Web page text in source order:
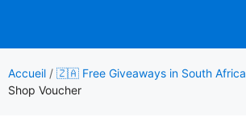
contenu
Accueil / 🇿🇦 Free Giveaways in South Africa
Shop Voucher